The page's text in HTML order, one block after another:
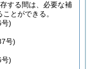
する間は、必要な補
とができる。
)
号)
)